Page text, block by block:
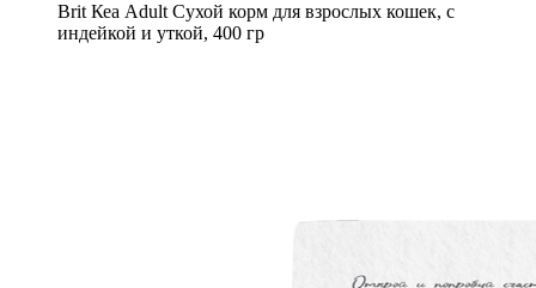
Brit Кеа Adult Сухой корм для взрослых кошек, с
индейкой и уткой, 400 гр